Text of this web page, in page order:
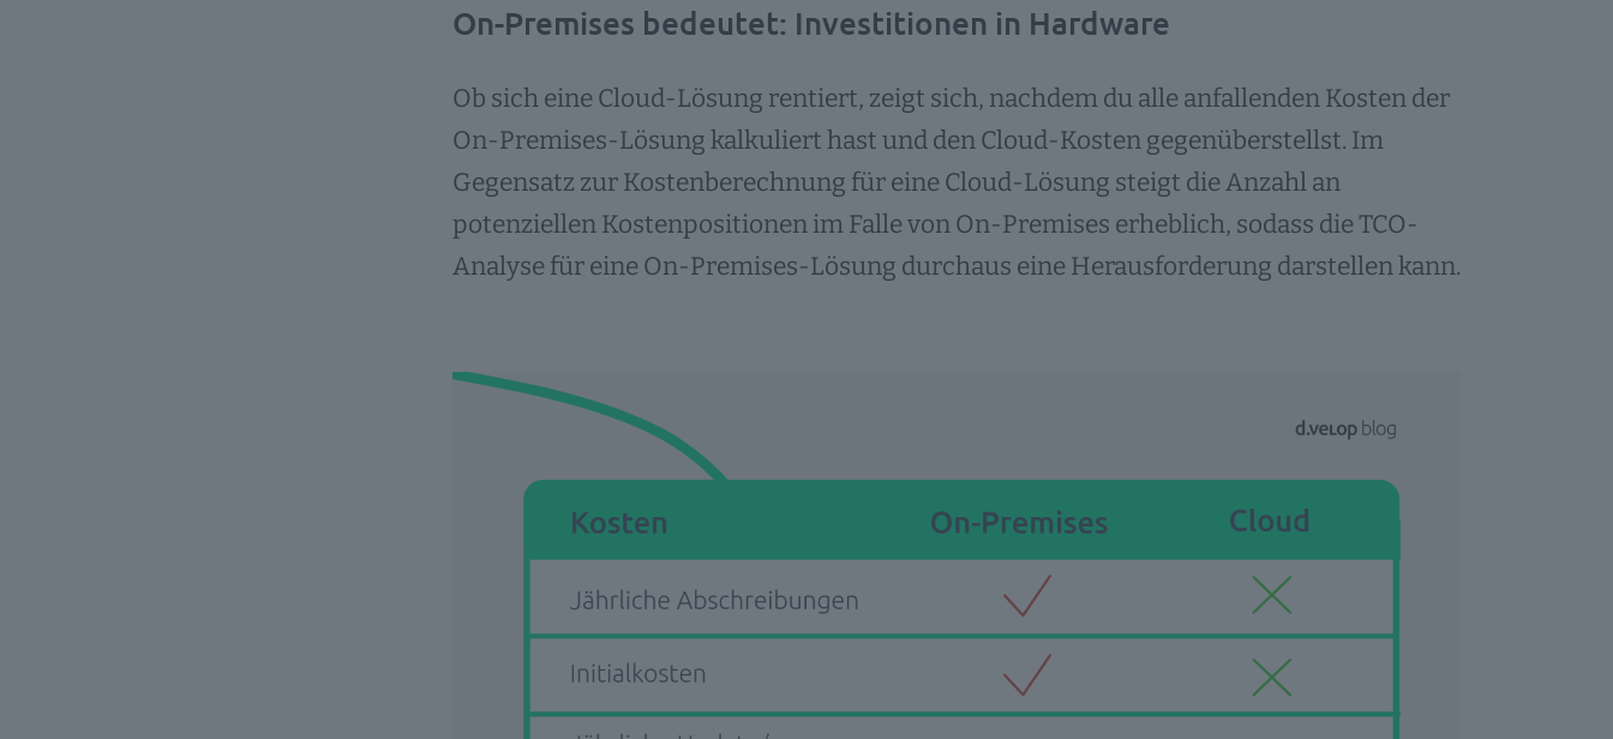
On-Premises bedeutet: Investitionen in Hardware
Ob sich eine Cloud-Lösung rentiert, zeigt sich, nachdem du alle anfallenden Kosten der
On-Premises-Lösung kalkuliert hast und den Cloud-Kosten gegenüberstellst. Im
Gegensatz zur Kostenberechnung für eine Cloud-Lösung steigt die Anzahl an
potenziellen Kostenpositionen im Falle von On-Premises erheblich, sodass die TCO-
Analyse für eine On-Premises-Lösung durchaus eine Herausforderung darstellen kann.